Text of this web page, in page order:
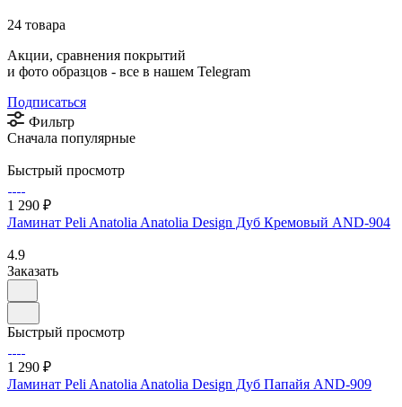
24 товара
Акции, сравнения покрытий
и фото образцов - все в нашем Telegram
Подписаться
Фильтр
Сначала популярные
Быстрый просмотр
1 290 ₽
Ламинат Peli Anatolia Anatolia Design Дуб Кремовый AND-904
4.9
Заказать
Быстрый просмотр
1 290 ₽
Ламинат Peli Anatolia Anatolia Design Дуб Папайя AND-909